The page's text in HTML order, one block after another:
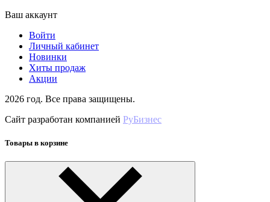
Ваш аккаунт
Войти
Личный кабинет
Новинки
Хиты продаж
Акции
2026 год. Все права защищены.
Сайт разработан компанией РуБизнес
Товары в корзине